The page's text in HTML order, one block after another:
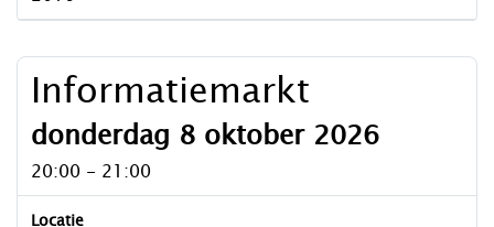
Informatiemarkt
donderdag 8 oktober 2026
20:00 - 21:00
Locatie